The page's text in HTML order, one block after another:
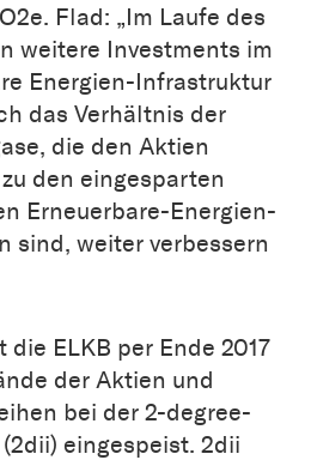
Flad: „Im Laufe des
weitere Investments im
Energien-Infrastruktur
das Verhältnis der
die den Aktien
den eingesparten
Erneuerbare-Energien-
sind, weiter verbessern
ELKB per Ende 2017
der Aktien und
bei der 2-degree-
eingespeist. 2dii